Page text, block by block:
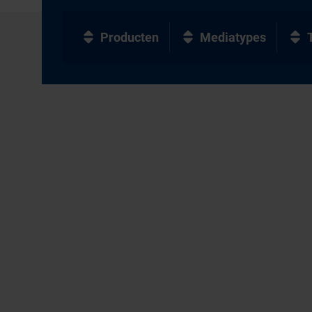
Producten Mediatypes